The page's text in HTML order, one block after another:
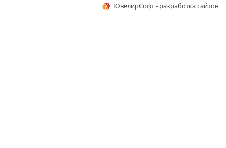
ЮвелирСофт - разработка сайтов